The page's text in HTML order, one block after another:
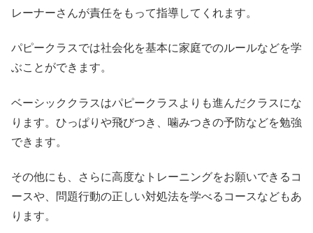
レーナーさんが責任をもって指導してくれます。
パピークラスでは社会化を基本に家庭でのルールなどを学
ぶことができます。
ベーシッククラスはパピークラスよりも進んだクラスにな
ります。ひっぱりや飛びつき、噛みつきの予防などを勉強
できます。
その他にも、さらに高度なトレーニングをお願いできるコ
ースや、問題行動の正しい対処法を学べるコースなどもあ
ります。